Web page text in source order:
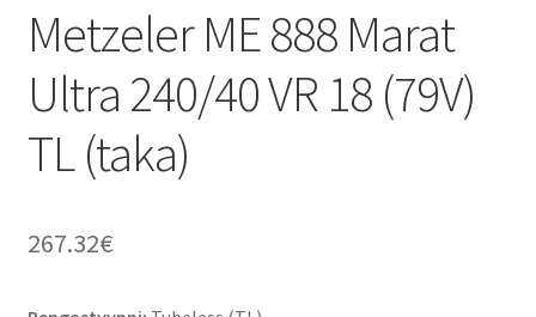
Metzeler ME 888 Marat
Ultra 240/40 VR 18 (79V)
TL (taka)
267.32€